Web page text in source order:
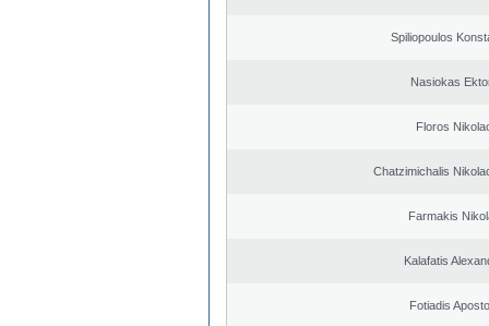
Spiliopoulos
Nasiokas
Floros
Chatzimichalis
Farmakis
Kalafatis
Fotiadis